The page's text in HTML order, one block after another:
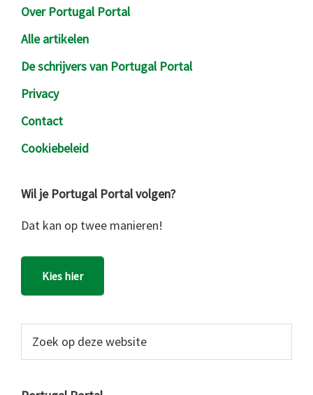
Over Portugal Portal
Alle artikelen
De schrijvers van Portugal Portal
Privacy
Contact
Cookiebeleid
Wil je Portugal Portal volgen?
Dat kan op twee manieren!
Kies hier